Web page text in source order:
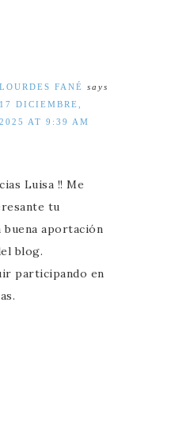
LOURDES FANÉ
says
17 DICIEMBRE,
2025 AT 9:39 AM
Luisa !! Me
tu
buena aportación
blog.
participando en